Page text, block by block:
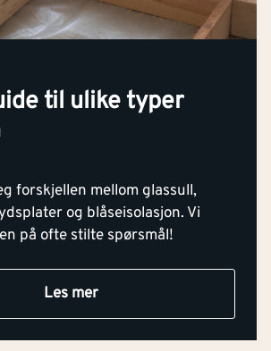
til ulike typer
forskjellen mellom glassull,
og blåseisolasjon. Vi
på ofte stilte spørsmål!
Les mer